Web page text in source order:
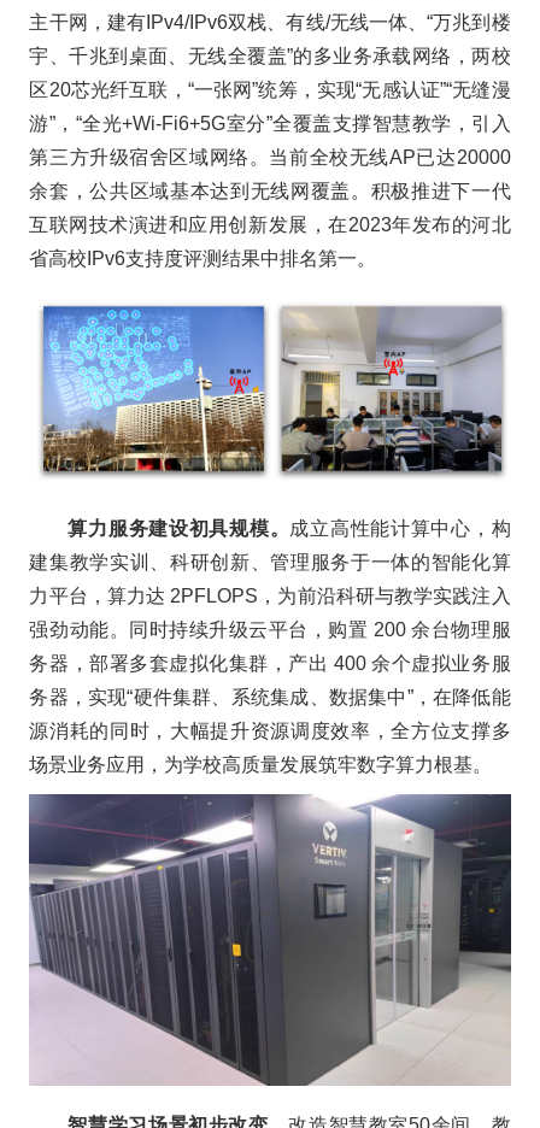
主干网，建有IPv4/IPv6双栈、有线/无线一体、“万兆到楼
宇、千兆到桌面、无线全覆盖”的多业务承载网络，两校
区20芯光纤互联，“一张网”统筹，实现“无感认证”“无缝漫
游”，“全光+Wi-Fi6+5G室分”全覆盖支撑智慧教学，引入
第三方升级宿舍区域网络。当前全校无线AP已达20000
余套，公共区域基本达到无线网覆盖。积极推进下一代
互联网技术演进和应用创新发展，在2023年发布的河北
省高校IPv6支持度评测结果中排名第一。
算力服务建设初具规模。 成立高性能计算中心，构
建集教学实训、科研创新、管理服务于一体的智能化算
力平台，算力达 2PFLOPS，为前沿科研与教学实践注入
强劲动能。同时持续升级云平台，购置 200 余台物理服
务器，部署多套虚拟化集群，产出 400 余个虚拟业务服
务器，实现“硬件集群、系统集成、数据集中”，在降低能
源消耗的同时，大幅提升资源调度效率，全方位支撑多
场景业务应用，为学校高质量发展筑牢数字算力根基。